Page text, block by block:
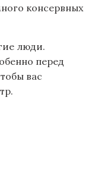
консервных
люди.
перед
вас